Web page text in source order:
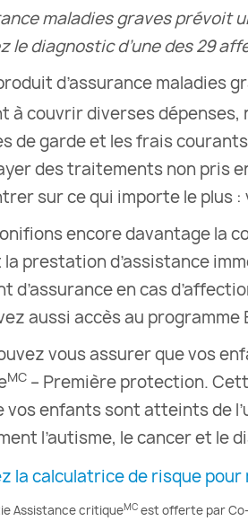
maladies graves
le diagnostic d’une des 29
d’assurance maladies
à couvrir diverses
de garde et les frais
des traitements non pris
sur ce qui importe le plus
encore davantage la
prestation d’assistance
d’assurance en cas
aussi accès au
vous assurer que vos
MC – Première protection.
vos enfants sont atteints de
l’autisme, le cancer et le
la calculatrice de risque
Assistance critiqueMC est offerte par